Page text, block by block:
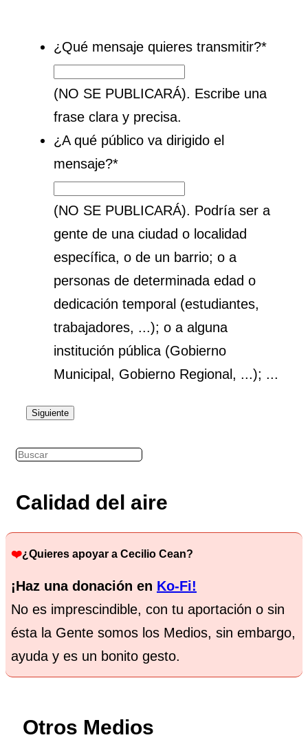
¿Qué mensaje quieres transmitir?*
(NO SE PUBLICARÁ). Escribe una
frase clara y precisa.
¿A qué público va dirigido el
mensaje?*
(NO SE PUBLICARÁ). Podría ser a
gente de una ciudad o localidad
específica, o de un barrio; o a
personas de determinada edad o
dedicación temporal (estudiantes,
trabajadores, ...); o a alguna
institución pública (Gobierno
Municipal, Gobierno Regional, ...); ...
Siguiente
Calidad del aire
❤️¿Quieres apoyar a Cecilio Cean?
¡Haz una donación en Ko-Fi!
No es imprescindible, con tu aportación o sin
ésta la Gente somos los Medios, sin embargo,
ayuda y es un bonito gesto.
Otros Medios